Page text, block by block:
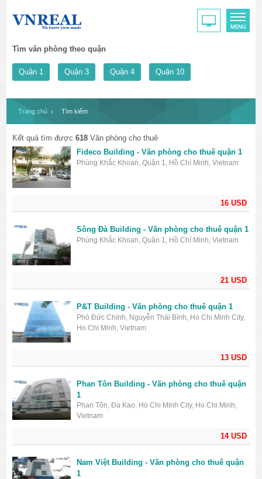
Tìm văn phòng theo quận
Quận 1 Quận 3 Quận 4 Quận 10
Trang chủ Tìm kiếm
Kết quả tìm được618 Văn phòng cho thuê
16 USD
Fideco Building - Văn phòng cho thuê quận 1
Phùng Khắc Khoan, Quận 1, Hồ Chí Minh, Vietnam
21 USD
Sông Đà Building - Văn phòng cho thuê quận 1
Phùng Khắc Khoan, Quận 1, Hồ Chí Minh, Vietnam
13 USD
P&T Building - Văn phòng cho thuê quận 1
Phó Đức Chính, Nguyễn Thái Bình, Ho Chi Minh City,
Ho Chi Minh, Vietnam
14 USD
Phan Tôn Building - Văn phòng cho thuê quận
1
Phan Tôn, Đa Kao, Ho Chi Minh City, Ho Chi Minh,
Vietnam
Nam Việt Building - Văn phòng cho thuê quận
1